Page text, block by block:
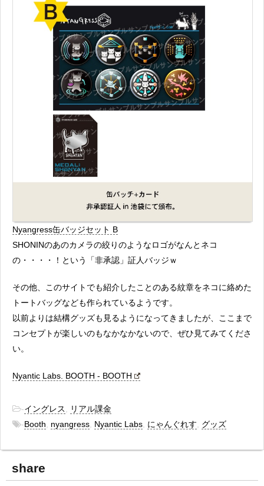
Nyangress缶バッジセット B
SHONINのあのカメラの絞りのようなロゴがなんとネコ
の・・・・！という「非承認」証人バッジｗ
その他、このサイトでも紹介したことのある紋章をネコに絡めた
トートバッグなども作られているようです。
以前よりは結構グッズも見るようになってきましたが、ここまで
コンセプトが楽しいのもなかなかないので、ぜひ見てみてくださ
い。
Nyantic Labs. BOOTH - BOOTH
-イングレス
リアル課金
-Booth nyangress Nyantic Labs にゃんぐれす グッズ
share